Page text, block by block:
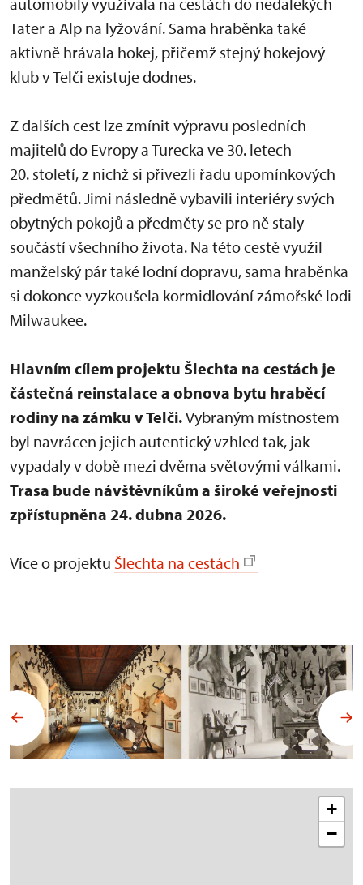
Tater a Alp na lyžování. Sama hraběnka také
aktivně hrávala hokej, přičemž stejný hokejový
klub v Telči existuje dodnes.
Z dalších cest lze zmínit výpravu posledních
majitelů do Evropy a Turecka ve 30. letech
20. století, z nichž si přivezli řadu upomínkových
předmětů. Jimi následně vybavili interiéry svých
obytných pokojů a předměty se pro ně staly
součástí všechního života. Na této cestě využil
manželský pár také lodní dopravu, sama hraběnka
si dokonce vyzkoušela kormidlování zámořské lodi
Milwaukee.
Hlavním cílem projektu Šlechta na cestách je
částečná reinstalace a obnova bytu hraběcí
rodiny na zámku v Telči.Vybraným místnostem
byl navrácen jejich autentický vzhled tak, jak
vypadaly v době mezi dvěma světovými válkami.
Trasa bude návštěvníkům a široké veřejnosti
zpřístupněna 24. dubna 2026.
Více o projektu Šlechta na cestách
+
−